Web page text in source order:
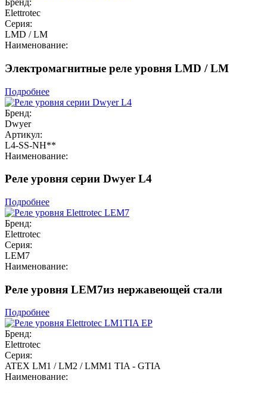
Бренд:
Elettrotec
Серия:
LMD / LM
Наименование:
Электромагнитные реле уровня LMD / LM
Подробнее
Бренд:
Dwyer
Артикул:
L4-SS-NH**
Наименование:
Реле уровня серии Dwyer L4
Подробнее
Бренд:
Elettrotec
Серия:
LEM7
Наименование:
Реле уровня LEM7из нержавеющей стали
Подробнее
Бренд:
Elettrotec
Серия:
ATEX LM1 / LM2 / LMM1 TIA - GTIA
Наименование: